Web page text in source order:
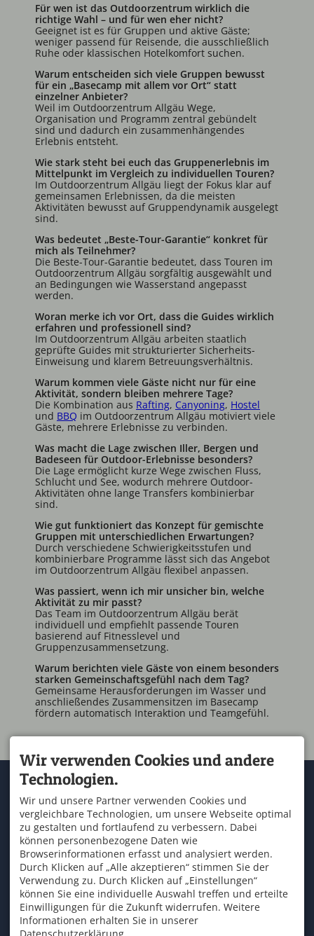
Für wen ist das Outdoorzentrum wirklich die
richtige Wahl – und für wen eher nicht?
Geeignet ist es für Gruppen und aktive Gäste;
weniger passend für Reisende, die ausschließlich
Ruhe oder klassischen Hotelkomfort suchen.
Warum entscheiden sich viele Gruppen bewusst
für ein „Basecamp mit allem vor Ort“ statt
einzelner Anbieter?
Weil im Outdoorzentrum Allgäu Wege,
Organisation und Programm zentral gebündelt
sind und dadurch ein zusammenhängendes
Erlebnis entsteht.
Wie stark steht bei euch das Gruppenerlebnis im
Mittelpunkt im Vergleich zu individuellen Touren?
Im Outdoorzentrum Allgäu liegt der Fokus klar auf
gemeinsamen Erlebnissen, da die meisten
Aktivitäten bewusst auf Gruppendynamik ausgelegt
sind.
Was bedeutet „Beste-Tour-Garantie“ konkret für
mich als Teilnehmer?
Die Beste-Tour-Garantie bedeutet, dass Touren im
Outdoorzentrum Allgäu sorgfältig ausgewählt und
an Bedingungen wie Wasserstand angepasst
werden.
Woran merke ich vor Ort, dass die Guides wirklich
erfahren und professionell sind?
Im Outdoorzentrum Allgäu arbeiten staatlich
geprüfte Guides mit strukturierter Sicherheits-
Einweisung und klarem Betreuungsverhältnis.
Warum kommen viele Gäste nicht nur für eine
Aktivität, sondern bleiben mehrere Tage?
Die Kombination aus Rafting, Canyoning, Hostel
und BBQ im Outdoorzentrum Allgäu motiviert viele
Gäste, mehrere Erlebnisse zu verbinden.
Was macht die Lage zwischen Iller, Bergen und
Badeseen für Outdoor-Erlebnisse besonders?
Die Lage ermöglicht kurze Wege zwischen Fluss,
Schlucht und See, wodurch mehrere Outdoor-
Aktivitäten ohne lange Transfers kombinierbar
sind.
Wie gut funktioniert das Konzept für gemischte
Gruppen mit unterschiedlichen Erwartungen?
Durch verschiedene Schwierigkeitsstufen und
kombinierbare Programme lässt sich das Angebot
im Outdoorzentrum Allgäu flexibel anpassen.
Was passiert, wenn ich mir unsicher bin, welche
Aktivität zu mir passt?
Das Team im Outdoorzentrum Allgäu berät
individuell und empfiehlt passende Touren
basierend auf Fitnesslevel und
Gruppenzusammensetzung.
Warum berichten viele Gäste von einem besonders
starken Gemeinschaftsgefühl nach dem Tag?
Gemeinsame Herausforderungen im Wasser und
anschließendes Zusammensitzen im Basecamp
fördern automatisch Interaktion und Teamgefühl.
KONTAKT
OUTDOOR ZENTRUM
ALLGÄU
An der Marienbrücke 2
87544 Blaichach
T. +49 8321 67 57 57
F. +49 8321 67 57 58
info@raftingzentrum.de
Kontakt & Anfahrt
Wetter
Schullandheim Allgäu
Newsletteranmeldung
Buchungsbedingungen
ÜBER UNS
Tripadvisor
ÖFFNUNGSZEITEN
Mo - So 13:00-17:00 und
09:00-12:00
Wir verwenden Cookies und andere
Technologien.
Wir und unsere Partner verwenden Cookies und
vergleichbare Technologien, um unsere Webseite optimal
zu gestalten und fortlaufend zu verbessern. Dabei
können personenbezogene Daten wie
Browserinformationen erfasst und analysiert werden.
Durch Klicken auf „Alle akzeptieren“ stimmen Sie der
Verwendung zu. Durch Klicken auf „Einstellungen“
können Sie eine individuelle Auswahl treffen und erteilte
Einwilligungen für die Zukunft widerrufen. Weitere
Informationen erhalten Sie in unserer